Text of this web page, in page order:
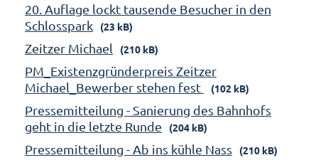
20. Auflage lockt tausende Besucher in den
Schlosspark
(23 kB)
Zeitzer Michael (210 kB)
PM_Existenzgründerpreis Zeitzer
Michael_Bewerber stehen fest
(102 kB)
Pressemitteilung - Sanierung des Bahnhofs
geht in die letzte Runde
(204 kB)
Pressemitteilung - Ab ins kühle Nass (210 kB)